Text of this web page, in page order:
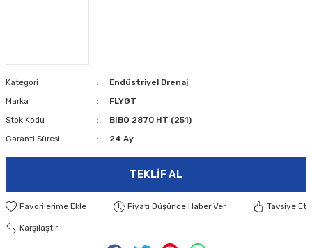
Kategori
Endüstriyel Drenaj
Marka
FLYGT
Stok Kodu
BIBO 2870 HT (251)
Garanti Süresi
24 Ay
TEKLIF AL
Fiyatı Düşünce Haber Ver Tavsiye Et
Karşılaştır